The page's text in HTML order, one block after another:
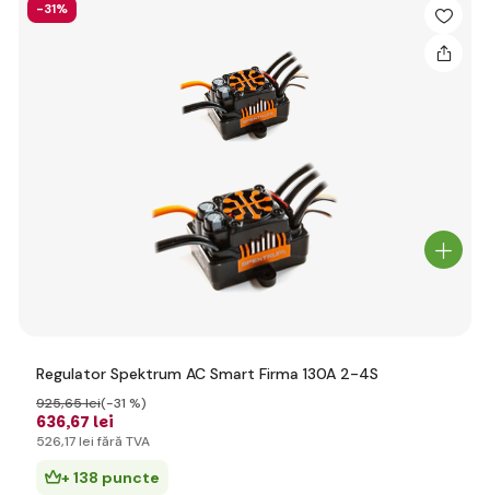
-31%
Regulator Spektrum AC Smart Firma 130A 2-4S
636,67 lei
925,65 lei(-31 %)
526,17 lei fără TVA
+ 138 puncte